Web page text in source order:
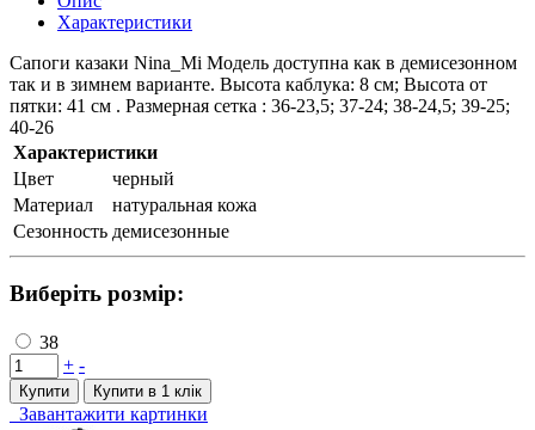
Характеристики
Сапоги казаки Nina_Mi Модель доступна как в демисезонном
так и в зимнем варианте. Высота каблука: 8 см; Высота от
пятки: 41 см . Размерная сетка : 36-23,5; 37-24; 38-24,5; 39-25;
40-26
Характеристики
Цвет
черный
Материал
натуральная кожа
Сезонность демисезонные
Виберіть розмір:
38
+ -
Купити Купити в 1 клiк
Завантажити картинки